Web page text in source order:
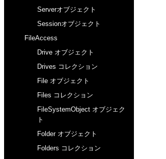
Serverオブジェクト
Sessionオブジェクト
FileAccess
Drive オブジェクト
Drives コレクション
File オブジェクト
Files コレクション
FileSystemObject オブジェク
ト
Folder オブジェクト
Folders コレクション